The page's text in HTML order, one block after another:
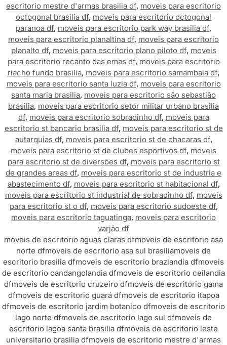
escritorio mestre d'armas brasilia df, moveis para escritorio
octogonal brasilia df, moveis para escritorio octogonal
paranoa df, moveis para escritorio park way brasilia df,
moveis para escritorio planaltina df, moveis para escritorio
planalto df, moveis para escritorio plano piloto df, moveis
para escritorio recanto das emas df, moveis para escritorio
riacho fundo brasilia, moveis para escritorio samambaia df,
moveis para escritorio santa luzia df, moveis para escritorio
santa maria brasilia, moveis para escritorio são sebastião
brasilia, moveis para escritorio setor militar urbano brasilia
df, moveis para escritorio sobradinho df, moveis para
escritorio st bancario brasilia df, moveis para escritorio st de
autarquias df, moveis para escritorio st de chacaras df,
moveis para escritorio st de clubes esportivos df, moveis
para escritorio st de diversões df, moveis para escritorio st
de grandes areas df, moveis para escritorio st de industria e
abastecimento df, moveis para escritorio st habitacional df,
moveis para escritorio st industrial de sobradinho df, moveis
para escritorio st o df, moveis para escritorio sudoeste df,
moveis para escritorio taguatinga, moveis para escritorio
varjão df
moveis de escritorio aguas claras dfmoveis de escritorio asa
norte dfmoveis de escritorio asa sul brasiliamoveis de
escritorio brasilia dfmoveis de escritorio brazlandia dfmoveis
de escritorio candangolandia dfmoveis de escritorio ceilandia
dfmoveis de escritorio cruzeiro dfmoveis de escritorio gama
dfmoveis de escritorio guará dfmoveis de escritorio itapoa
dfmoveis de escritorio jardim botanico dfmoveis de escritorio
lago norte dfmoveis de escritorio lago sul dfmoveis de
escritorio lagoa santa brasilia dfmoveis de escritorio leste
universitario brasilia dfmoveis de escritorio mestre d'armas